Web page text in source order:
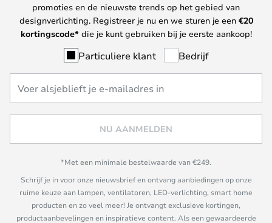
promoties en de nieuwste trends op het gebied van
designverlichting. Registreer je nu en we sturen je een €20
kortingscode* die je kunt gebruiken bij je eerste aankoop!
Particuliere klant Bedrijf
NU AANMELDEN
*Met een minimale bestelwaarde van €249.
Schrijf je in voor onze nieuwsbrief en ontvang aanbiedingen op onze
ruime keuze aan lampen, ventilatoren, LED-verlichting, smart home
producten en zo veel meer! Je ontvangt exclusieve kortingen,
productaanbevelingen en inspiratieve content. Als een gewaardeerde